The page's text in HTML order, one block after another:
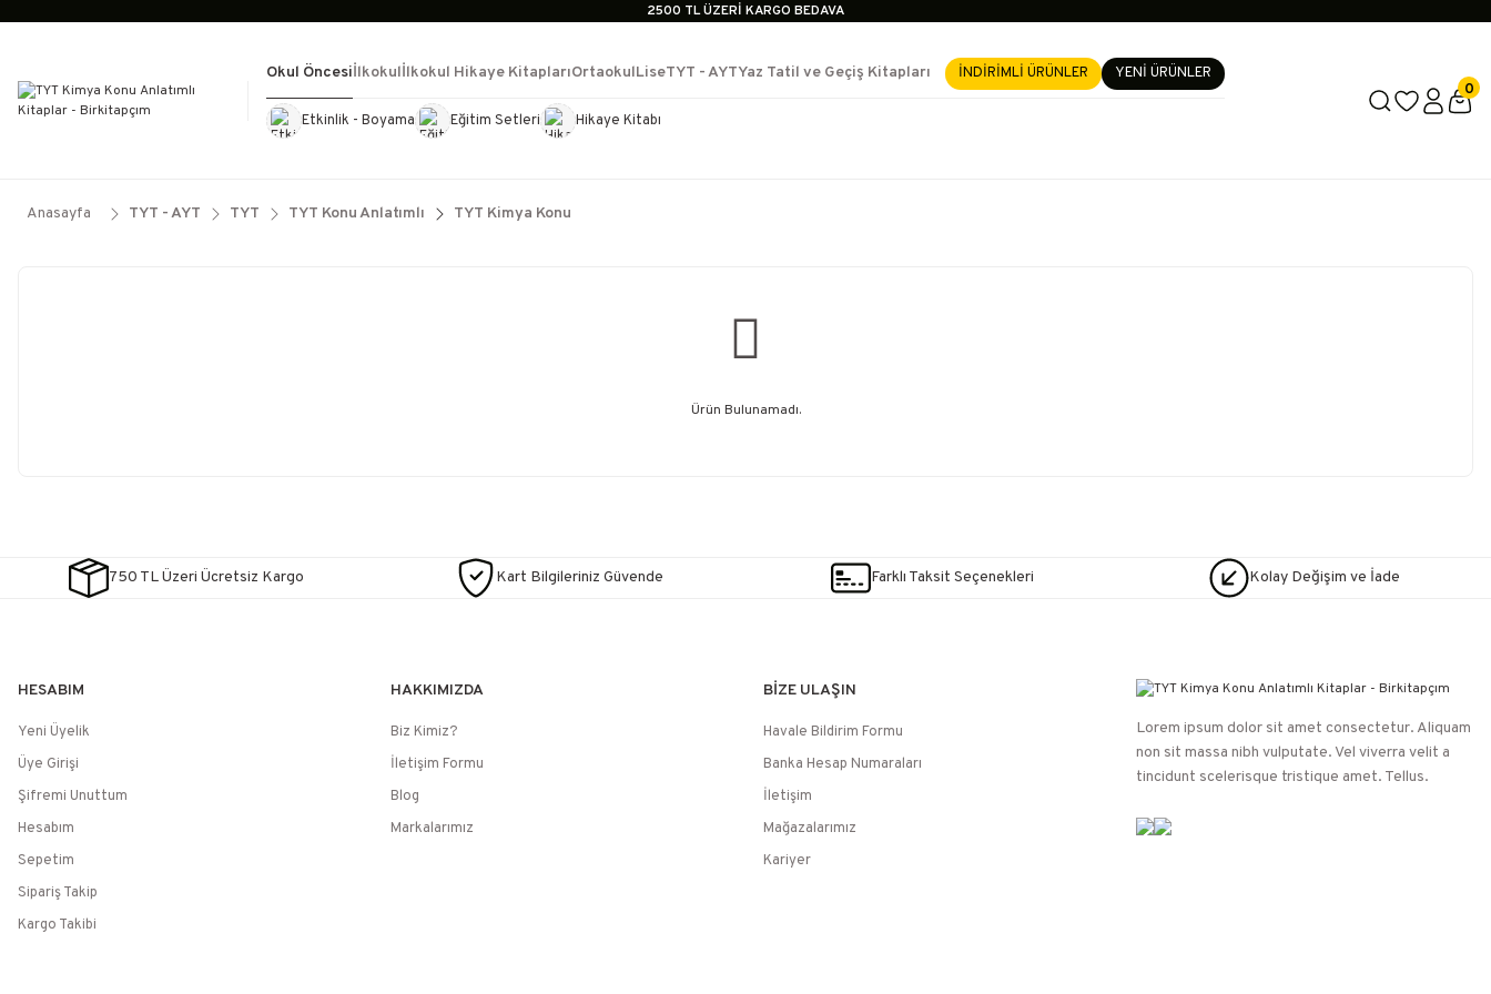
2500 TL ÜZERİ KARGO BEDAVA
İçerik #4
Okul Öncesi
Etkinlik - Boyama Eğitim Setleri Hikaye Kitabı
İlkokulİlkokul Hikaye KitaplarıOrtaokulLiseTYT - AYTYaz Tatil ve Geçiş Kitapları
Kültür KitaplarıKırtasiye Görevde Yükselme- Uzmanlık
İNDİRİMLİ ÜRÜNLER YENİ ÜRÜNLER
0
Anasayfa TYT - AYT TYT TYT Konu Anlatımlı TYT Kimya Konu
Ürün Bulunamadı.
750 TL Üzeri Ücretsiz Kargo Kart Bilgileriniz Güvende Farklı Taksit Seçenekleri Kolay Değişim ve İade
HESABIM
Yeni Üyelik
Üye Girişi
Şifremi Unuttum
Hesabım
Sepetim
Sipariş Takip
Kargo Takibi
HAKKIMIZDA
Biz Kimiz?
İletişim Formu
Blog
Markalarımız
BİZE ULAŞIN
Havale Bildirim Formu
Banka Hesap Numaraları
İletişim
Mağazalarımız
Kariyer
Lorem ipsum dolor sit amet consectetur. Aliquam
non sit massa nibh vulputate. Vel viverra velit a
tincidunt scelerisque tristique amet. Tellus.